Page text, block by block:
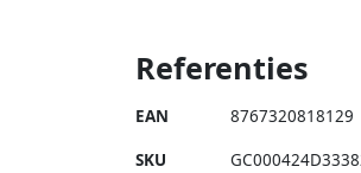
Referenties
EAN 8767320818129
SKU